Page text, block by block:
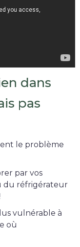
dans
pas
le problème
par vos
du réfrigérateur
vulnérable à
où